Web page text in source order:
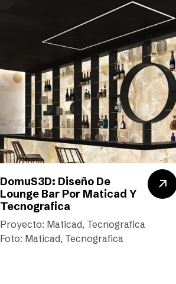
DomuS3D: Diseño De
Lounge Bar Por Maticad Y
Tecnografica
Proyecto: Maticad, Tecnografica
Foto: Maticad, Tecnografica